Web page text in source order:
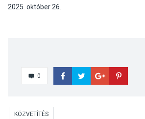
2025. október 26.
0
KÖZVETÍTÉS